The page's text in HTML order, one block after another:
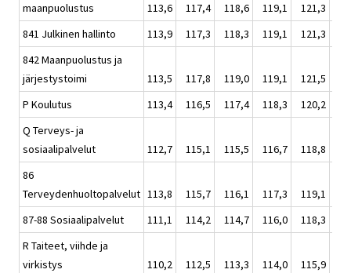
maanpuolustus
113,6 117,4 118,6 119,1 121,3
841 Julkinen hallinto
113,9 117,3 118,3 119,1 121,3
842 Maanpuolustus ja
järjestystoimi
113,5 117,8 119,0 119,1 121,5
P Koulutus
113,4 116,5 117,4 118,3 120,2
Q Terveys- ja
sosiaalipalvelut
112,7 115,1 115,5 116,7 118,8
86
Terveydenhuoltopalvelut 113,8 115,7 116,1 117,3 119,1
87-88 Sosiaalipalvelut
111,1 114,2 114,7 116,0 118,3
R Taiteet, viihde ja
virkistys
110,2 112,5 113,3 114,0 115,9